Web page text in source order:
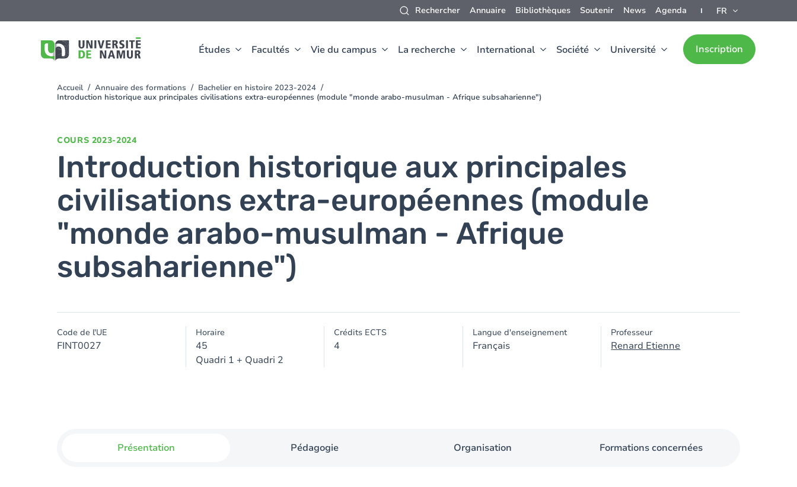
Rechercher Annuaire Bibliothèques Soutenir News Agenda FR
Études Facultés Vie du campus La recherche International Société Université Inscription
au
You
Accueil Annuaire des formations
Bachelier en histoire 2023-2024
Introduction historique aux principales civilisations extra-européennes (module "monde arabo-musulman - Afrique subsaharienne")
COURS 2023-2024
Introduction historique aux principales
civilisations extra-européennes (module
"monde arabo-musulman - Afrique
subsaharienne")
Code de l'UE
FINT0027
Horaire
45
Quadri 1 + Quadri 2
Crédits ECTS
4
Langue d'enseignement
Français
Professeur
Renard Etienne
Présentation Pédagogie Organisation Formations concernées